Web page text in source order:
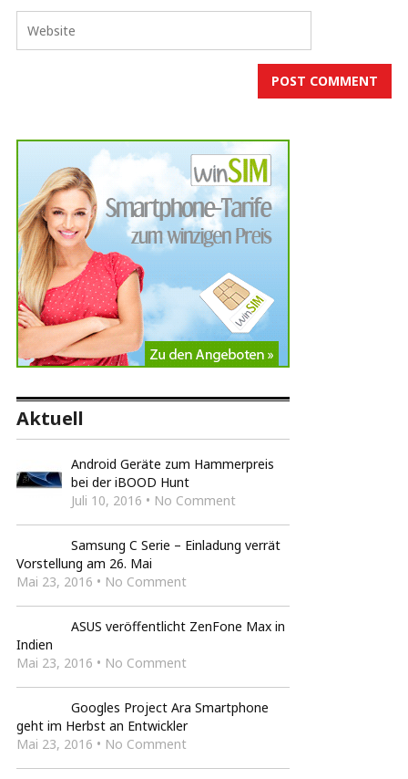
Aktuell
Android Geräte zum Hammerpreis
bei der iBOOD Hunt
Juli 10, 2016 • No Comment
Samsung C Serie – Einladung verrät
Vorstellung am 26. Mai
Mai 23, 2016 • No Comment
ASUS veröffentlicht ZenFone Max in
Indien
Mai 23, 2016 • No Comment
Googles Project Ara Smartphone
geht im Herbst an Entwickler
Mai 23, 2016 • No Comment